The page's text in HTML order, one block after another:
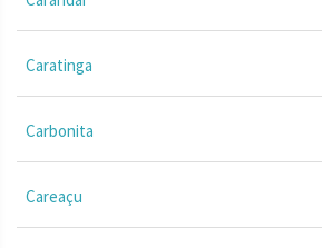
Caratinga
Carbonita
Careaçu